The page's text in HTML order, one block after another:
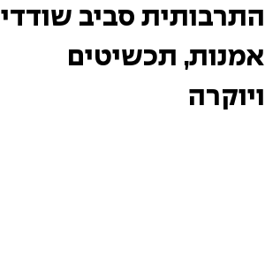
התרבותית סביב שודדי
אמנות, תכשיטים
ויוקרה